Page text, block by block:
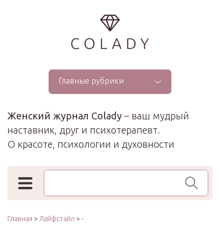
...
Главные рубрики
Женский журнал Colady – ваш мудрый
наставник, друг и психотерапевт.
О красоте, психологии и духовности
Поиск по сайту
Главная > Лайфстайл > -